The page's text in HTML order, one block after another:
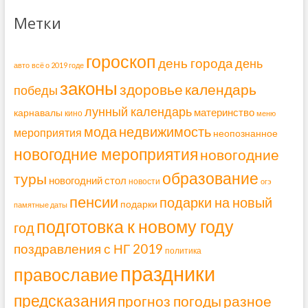
Метки
авто всё о 2019 годе гороскоп день городадень
победызаконыздоровье календарь
карнавалы кино лунный календарь материнство меню
мероприятия мода недвижимость неопознанное
новогодние мероприятия новогодние
туры новогодний стол новости образование огэ
памятные даты пенсии подарки подарки на новый
год подготовка к новому году
поздравления с НГ 2019 политика
православие праздники
предсказанияпрогноз погоды разное